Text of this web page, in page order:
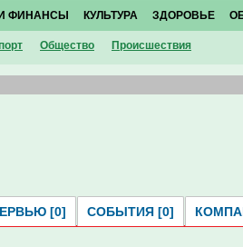
Общество Проиcшествия
ФИНАНСЫ КУЛЬТУРА ЗДОРОВЬЕ
[0] СОБЫТИЯ [0]